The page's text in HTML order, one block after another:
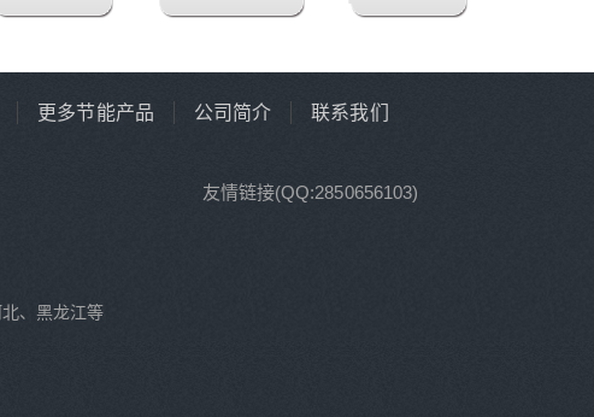
更多节能产品 公司简介 联系我们
友情链接(QQ:2850656103)
、黑龙江等